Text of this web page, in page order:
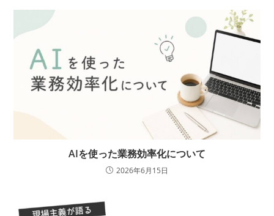
AIを使った業務効率化について
2026年6月15日